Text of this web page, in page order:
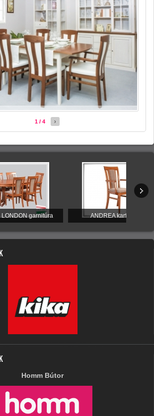
1 / 4 ›
LONDON garnitúra ANDREA karfás szék
Homm Bútor